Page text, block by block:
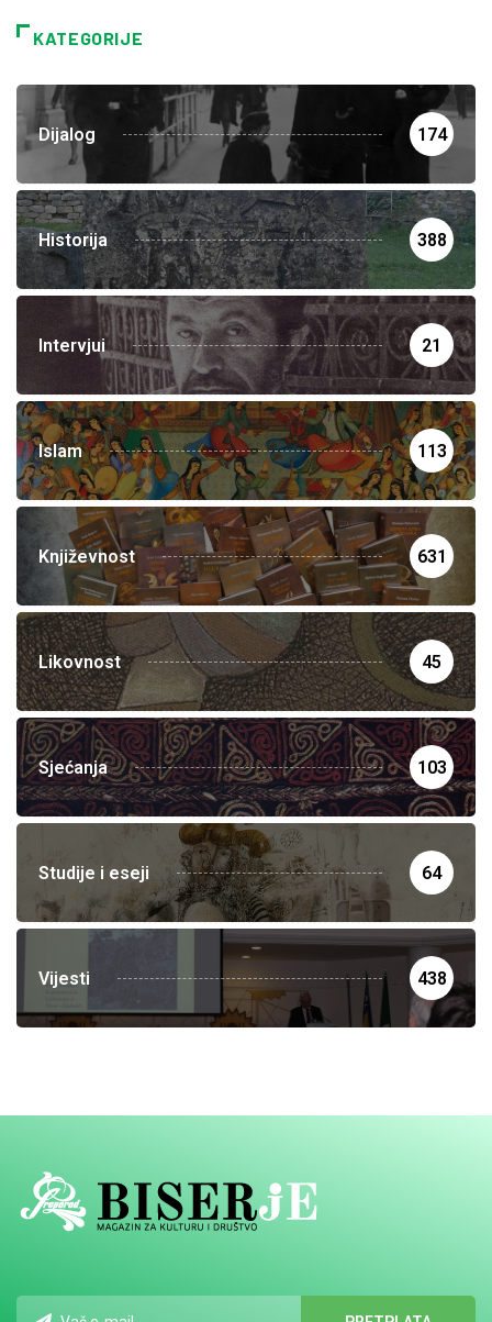
KATEGORIJE
Dijalog 174
Historija 388
Intervjui 21
Islam 113
Književnost 631
Likovnost 45
Sjećanja 103
Studije i eseji 64
Vijesti 438